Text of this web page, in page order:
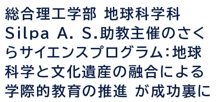
総合理工学部 地球科学科
Silpa A. S.助教主催のさく
らサイエンスプログラム：地球
科学と文化遺産の融合による
学際的教育の推進 が成功裏に